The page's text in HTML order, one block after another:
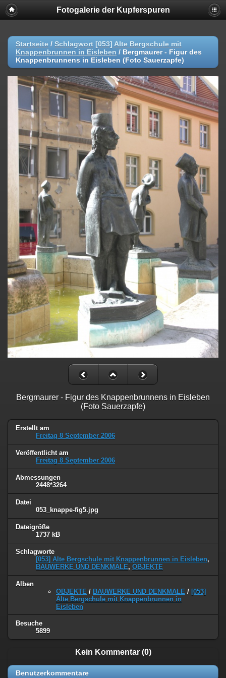
Fotogalerie der Kupferspuren
Startseite / Schlagwort [053] Alte Bergschule mit
Knappenbrunnen in Eisleben / Bergmaurer - Figur des
Knappenbrunnens in Eisleben (Foto Sauerzapfe)
Bergmaurer - Figur des Knappenbrunnens in Eisleben
(Foto Sauerzapfe)
Erstellt am
Freitag 8 September 2006
Veröffentlicht am
Freitag 8 September 2006
Abmessungen
2448*3264
Datei
053_knappe-fig5.jpg
Dateigröße
1737 kB
Schlagworte
[053] Alte Bergschule mit Knappenbrunnen in Eisleben,
BAUWERKE UND DENKMALE, OBJEKTE
Alben
OBJEKTE / BAUWERKE UND DENKMALE / [053]
Alte Bergschule mit Knappenbrunnen in
Eisleben
Besuche
5899
Kein Kommentar (0)
Benutzerkommentare